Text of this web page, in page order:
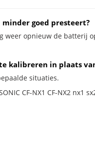
minder goed presteert?
weer opnieuw de batterij
kalibreren in plaats
situaties.
CF-NX1 CF-NX2 nx1